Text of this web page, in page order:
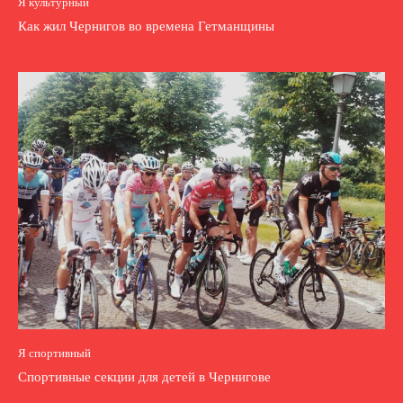
Как жил Чернигов во времена Гетманщины
Я спортивный
Спортивные секции для детей в Чернигове